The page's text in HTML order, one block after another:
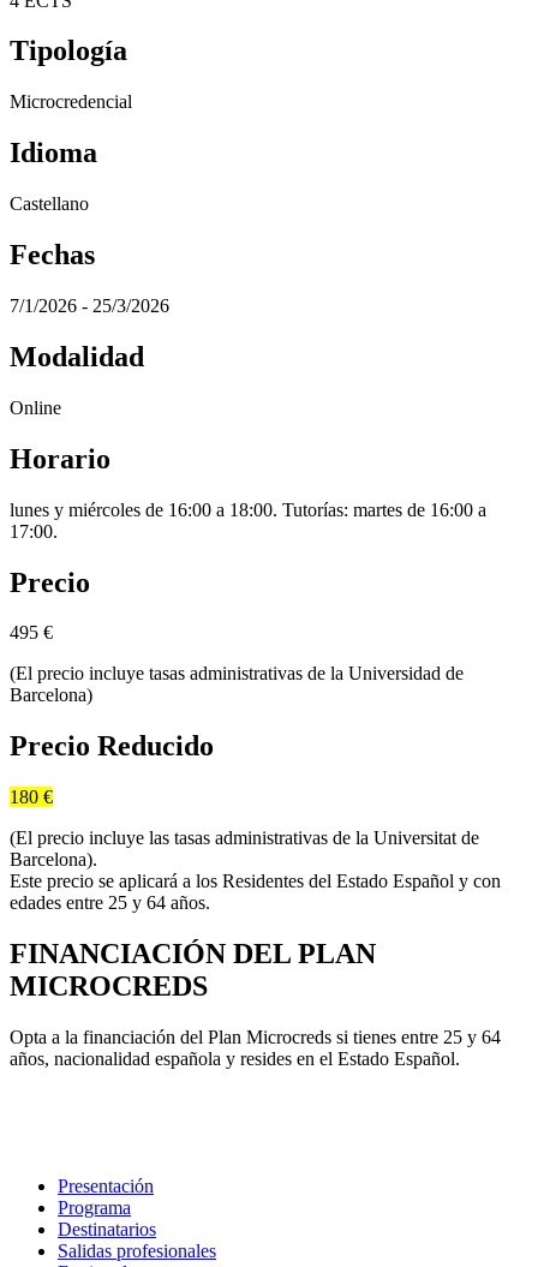
Tipología
Microcredencial
Idioma
Castellano
Fechas
7/1/2026 - 25/3/2026
Modalidad
Online
Horario
lunes y miércoles de 16:00 a 18:00. Tutorías: martes de 16:00 a
17:00.
Precio
495 €
(El precio incluye tasas administrativas de la Universidad de
Barcelona)
Precio Reducido
180 €
(El precio incluye las tasas administrativas de la Universitat de
Barcelona).
Este precio se aplicará a los Residentes del Estado Español y con
edades entre 25 y 64 años.
FINANCIACIÓN DEL PLAN
MICROCREDS
Opta a la financiación del Plan Microcreds si tienes entre 25 y 64
años, nacionalidad española y resides en el Estado Español.
Presentación
Programa
Destinatarios
Salidas profesionales